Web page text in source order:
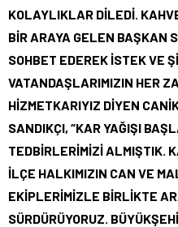
KOLAYLIKLAR DİLEDİ.
BİR ARAYA GELEN BAŞKAN
SOHBET EDEREK İSTEK VE
VATANDAŞLARIMIZIN HER
HİZMETKARIYIZ DİYEN
SANDIKÇI, “KAR YAĞIŞI
TEDBİRLERİMİZİ ALMIŞTIK.
İLÇE HALKIMIZIN CAN VE
EKİPLERİMİZLE BİRLİKTE
SÜRDÜRÜYORUZ.